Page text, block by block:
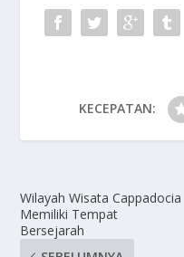
KECEPATAN:
Wilayah Wisata Cappadocia
Memiliki Tempat
Bersejarah